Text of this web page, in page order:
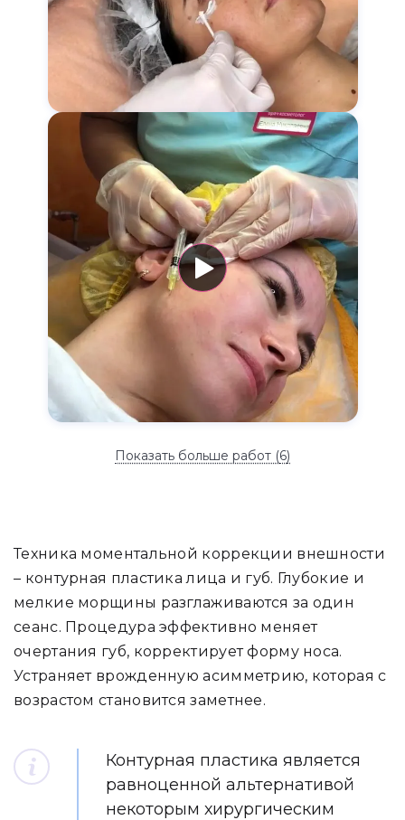
Показать больше работ (6)
Техника моментальной коррекции внешности
– контурная пластика лица и губ. Глубокие и
мелкие морщины разглаживаются за один
сеанс. Процедура эффективно меняет
очертания губ, корректирует форму носа.
Устраняет врожденную асимметрию, которая с
возрастом становится заметнее.
Контурная пластика является
равноценной альтернативой
некоторым хирургическим